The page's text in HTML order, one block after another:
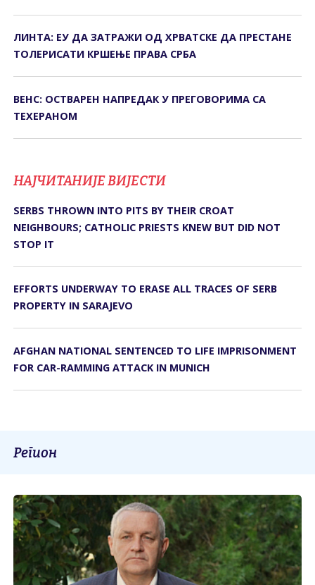
ЛИНТА: ЕУ ДА ЗАТРАЖИ ОД ХРВАТСКЕ ДА ПРЕСТАНЕ
ТОЛЕРИСАТИ КРШЕЊЕ ПРАВА СРБА
ВЕНС: ОСТВАРЕН НАПРЕДАК У ПРЕГОВОРИМА СА
ТЕХЕРАНОМ
НАЈЧИТАНИЈЕ ВИЈЕСТИ
SERBS THROWN INTO PITS BY THEIR CROAT
NEIGHBOURS; CATHOLIC PRIESTS KNEW BUT DID NOT
STOP IT
EFFORTS UNDERWAY TO ERASE ALL TRACES OF SERB
PROPERTY IN SARAJEVO
AFGHAN NATIONAL SENTENCED TO LIFE IMPRISONMENT
FOR CAR-RAMMING ATTACK IN MUNICH
Регион